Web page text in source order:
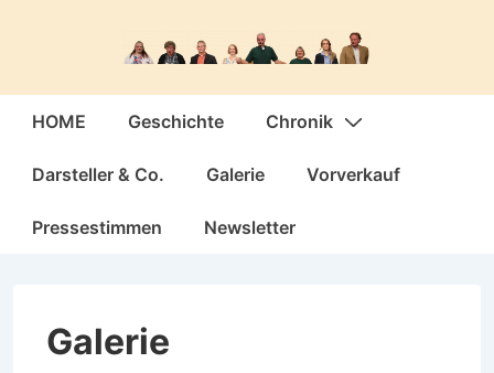
Hauptnavigation
HOME Geschichte Chronik
Darsteller & Co. Galerie Vorverkauf
Pressestimmen Newsletter
Galerie